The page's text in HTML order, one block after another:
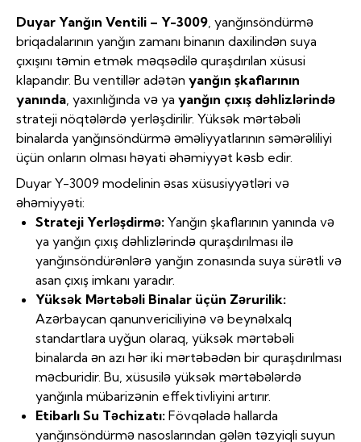
Duyar Yanğın Ventili – Y-3009, yanğınsöndürmə
briqadalarının yanğın zamanı binanın daxilindən suya
çıxışını təmin etmək məqsədilə quraşdırılan xüsusi
klapandır. Bu ventillər adətən yanğın şkaflarının
yanında, yaxınlığında və ya yanğın çıxış dəhlizlərində
strateji nöqtələrdə yerləşdirilir. Yüksək mərtəbəli
binalarda yanğınsöndürmə əməliyyatlarının səmərəliliyi
üçün onların olması həyati əhəmiyyət kəsb edir.
Duyar Y-3009 modelinin əsas xüsusiyyətləri və
əhəmiyyəti:
Strateji Yerləşdirmə: Yanğın şkaflarının yanında və
ya yanğın çıxış dəhlizlərində quraşdırılması ilə
yanğınsöndürənlərə yanğın zonasında suya sürətli və
asan çıxış imkanı yaradır.
Yüksək Mərtəbəli Binalar üçün Zərurilik:
Azərbaycan qanunvericiliyinə və beynəlxalq
standartlara uyğun olaraq, yüksək mərtəbəli
binalarda ən azı hər iki mərtəbədən bir quraşdırılması
məcburidir. Bu, xüsusilə yüksək mərtəbələrdə
yanğınla mübarizənin effektivliyini artırır.
Etibarlı Su Təchizatı: Fövqəladə hallarda
yanğınsöndürmə nasoslarından gələn təzyiqli suyun